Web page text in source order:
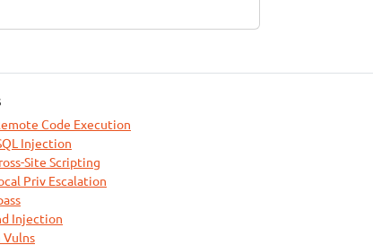
Code Execution
Injection
Site Scripting
Priv Escalation
Injection
Vulns